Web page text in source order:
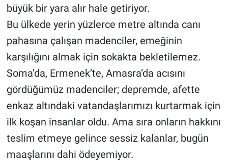
büyük bir yara alır hale getiriyor.
Bu ülkede yerin yüzlerce metre altında canı
pahasına çalışan madenciler, emeğinin
karşılığını almak için sokakta bekletilemez.
Soma’da, Ermenek’te, Amasra’da acısını
gördüğümüz madenciler; depremde, afette
enkaz altındaki vatandaşlarımızı kurtarmak için
ilk koşan insanlar oldu. Ama sıra onların hakkını
teslim etmeye gelince sessiz kalanlar, bugün
maaşlarını dahi ödeyemiyor.